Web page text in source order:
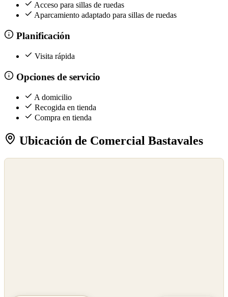
Acceso para sillas de ruedas
Aparcamiento adaptado para sillas de ruedas
Planificación
Visita rápida
Opciones de servicio
A domicilio
Recogida en tienda
Compra en tienda
Ubicación de Comercial Bastavales